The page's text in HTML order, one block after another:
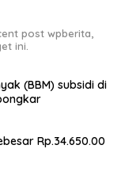
post wpberita,
ini.
(BBM) subsidi di
Rp.34.650.00